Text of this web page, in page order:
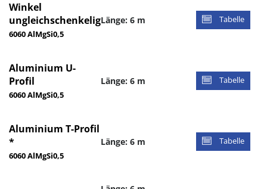
Winkel
ungleichschenkelig
6060 AlMgSi0,5
Länge: 6 m Tabelle
Aluminium U-
Profil
6060 AlMgSi0,5
Länge: 6 m Tabelle
Aluminium T-Profil
*
6060 AlMgSi0,5
Länge: 6 m Tabelle